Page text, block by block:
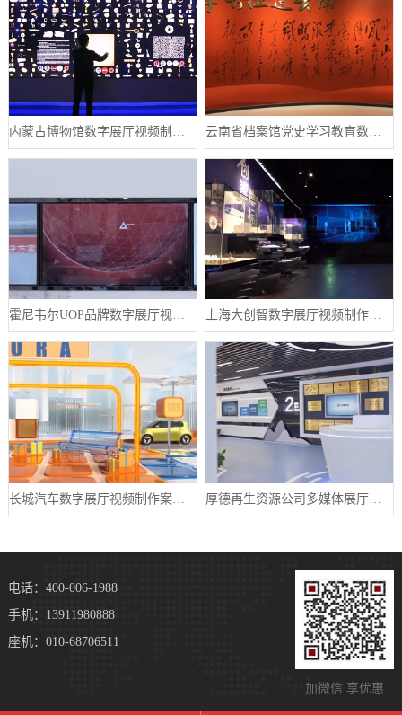
霍尼韦尔UOP品牌数字展厅视频制作案例 上海大创智数字展厅视频制作案例分享
长城汽车数字展厅视频制作案例分享
加微信 享优惠
电话：400-006-1988
手机：13911980888
座机：010-68706511